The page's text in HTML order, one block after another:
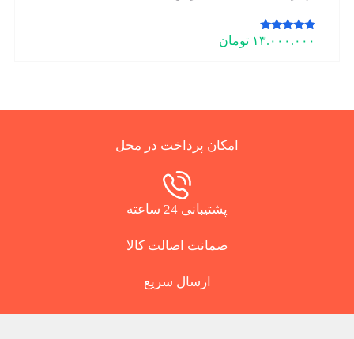
امتیاز
۱۳.۰۰۰.۰۰۰ تومان
امکان پرداخت در محل
پشتیبانی 24 ساعته
ضمانت اصالت کالا
ارسال سریع